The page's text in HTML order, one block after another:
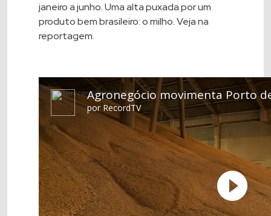
janeiro a junho. Uma alta puxada por um
produto bem brasileiro: o milho. Veja na
reportagem.